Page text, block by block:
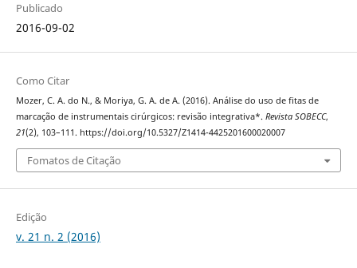
Publicado
2016-09-02
Como Citar
Mozer, C. A. do N., & Moriya, G. A. de A. (2016). Análise do uso de fitas de
marcação de instrumentais cirúrgicos: revisão integrativa*. Revista SOBECC,
21(2), 103–111. https://doi.org/10.5327/Z1414-4425201600020007
Fomatos de Citação
Edição
v. 21 n. 2 (2016)